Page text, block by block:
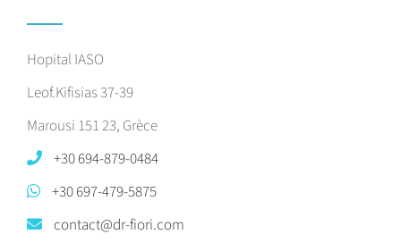
Hopital IASO
Leof.Kifisias 37-39
Marousi 151 23, Grèce
+30 694-879-0484
+30 697-479-5875
contact@dr-fiori.com